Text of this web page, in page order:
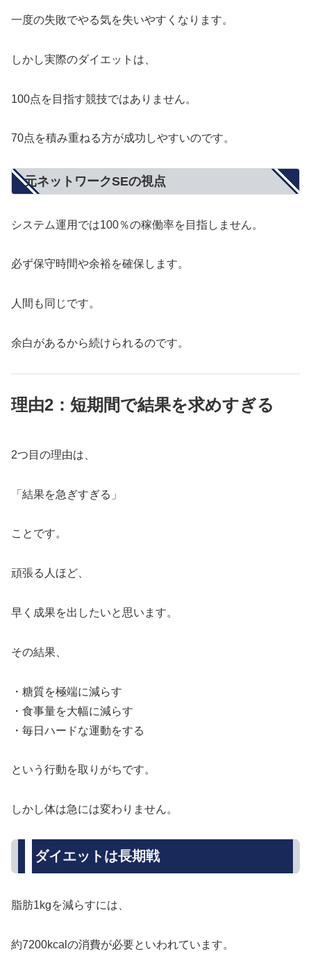
一度の失敗でやる気を失いやすくなります。
しかし実際のダイエットは、
100点を目指す競技ではありません。
70点を積み重ねる方が成功しやすいのです。
元ネットワークSEの視点
システム運用では100％の稼働率を目指しません。
必ず保守時間や余裕を確保します。
人間も同じです。
余白があるから続けられるのです。
理由2：短期間で結果を求めすぎる
2つ目の理由は、
「結果を急ぎすぎる」
ことです。
頑張る人ほど、
早く成果を出したいと思います。
その結果、
・糖質を極端に減らす
・食事量を大幅に減らす
・毎日ハードな運動をする
という行動を取りがちです。
しかし体は急には変わりません。
ダイエットは長期戦
脂肪1kgを減らすには、
約7200kcalの消費が必要といわれています。